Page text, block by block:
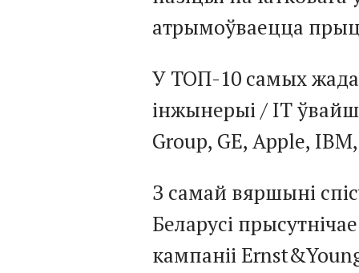
атрымоўваецца
У ТОП-10 самых
інжынерыі / IT
Group, GE, Apple,
З самай вяршыні
Беларусі
кампаніі